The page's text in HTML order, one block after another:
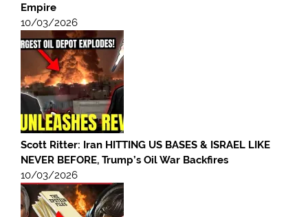
Empire
10/03/2026
Scott Ritter: Iran HITTING US BASES & ISRAEL LIKE
NEVER BEFORE, Trump’s Oil War Backfires
10/03/2026